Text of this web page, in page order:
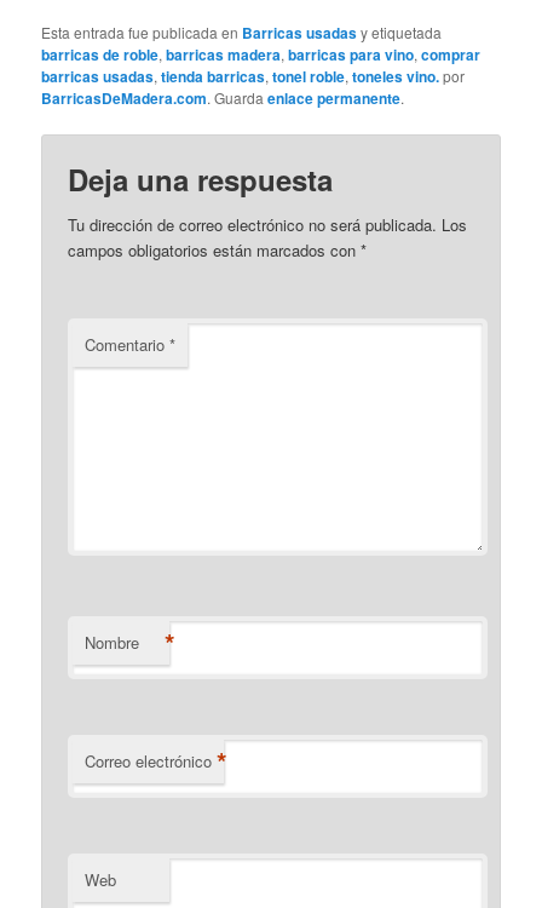
Esta entrada fue publicada en Barricas usadasy etiquetada
barricas de roble,barricas madera,barricas para vino,comprar
barricas usadas,tienda barricas,tonel roble,toneles vino.por
BarricasDeMadera.com. Guardaenlace permanente.
Deja una respuesta
Tu dirección de correo electrónico no será publicada. Los
campos obligatorios están marcados con*
Comentario*
Nombre *
Correo electrónico *
Web